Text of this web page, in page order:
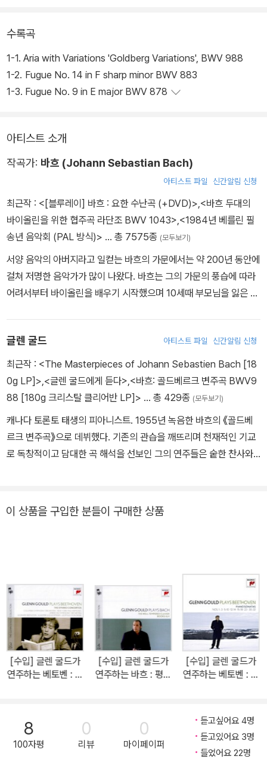
수록곡
1-1. Aria with Variations 'Goldberg Variations', BWV 988
1-2. Fugue No. 14 in F sharp minor BWV 883
1-3. Fugue No. 9 in E major BWV 878
아티스트 소개
작곡가: 바흐 (Johann Sebastian Bach)
아티스트 파일 신간알림 신청
최근작 : <[블루레이] 바흐 : 요한 수난곡 (+DVD)>,<바흐 두대의
바이올린을 위한 협주곡 라단조 BWV 1043>,<1984년 베를린 필
송년 음악회 (PAL 방식)> … 총 7575종 (모두보기)
서양 음악의 아버지라고 일컫는 바흐의 가문에서는 약 200년 동안에
걸쳐 저명한 음악가가 많이 나왔다. 바흐는 그의 가문의 풍습에 따라
어려서부터 바이올린을 배우기 시작했으며 10세때 부모님을 잃은 그
서 실내악과 오케스트라를 위한 곡, 독주곡등을 썼다. 이후 1723년부
터 27년간의 라이프치히 시대를 거치게 되는데 이 시기는 매우 활발
한 창작의 시기였다. 칸타타, 오라토리오, 파시온 등의 대작과 여러 오
르간 곡들을 쓴 시기였다. 바흐는 프로테스탄트이며 독실한 신자였는
작품에서는 풍부한 멜로디와 절묘한 대위법의 취급에 의해 한없는 아
름다움이 나타나고 있으며 그 기교의 밑바닥에는 종교적 신념이 깃들
어 있었다. 대위법의 작법에 기반을 두고 있으면서도 화성적 수법을
집을 비롯하여 대 미사곡, 마태 수난곡, 토카타 d단조 오르간곡, 기악
글렌 굴드 아티스트 파일 신간알림 신청
최근작 : <The Masterpieces of Johann Sebastien Bach [18
0g LP]>,<글렌 굴드에게 듣다>,<바흐: 골드베르크 변주곡 BWV9
88 [180g 크리스탈 클리어반 LP]> … 총 429종 (모두보기)
캐나다 토론토 태생의 피아니스트. 1955년 녹음한 바흐의 《골드베
르크 변주곡》으로 데뷔했다. 기존의 관습을 깨뜨리며 천재적인 기교
로 독창적이고 담대한 곡 해석을 선보인 그의 연주들은 숱한 찬사와
의 은퇴를 선언했으며, 이후에는 스튜디오 녹음과 방송 프로그램 제
이 상품을 구입한 분들이 구매한 상품
[수입] 글렌 굴드가
연주하는 베토벤 : 피
[수입] 글렌 굴드가
연주하는 바흐 : 평균
[수입] 글렌 굴드가
연주하는 베토벤 : 피
23, 30-32번 [6C
D]
8
100자평
0
리뷰
0
마이페이퍼
듣고싶어요 4명
듣고있어요 3명
들었어요 22명